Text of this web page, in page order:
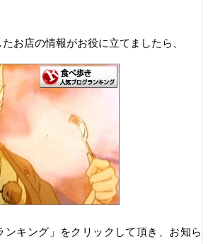
お店の情報がお役に立てましたら、
ンキング」をクリックして頂き、お知ら